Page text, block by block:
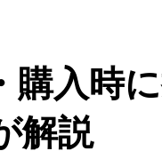
入時
解説